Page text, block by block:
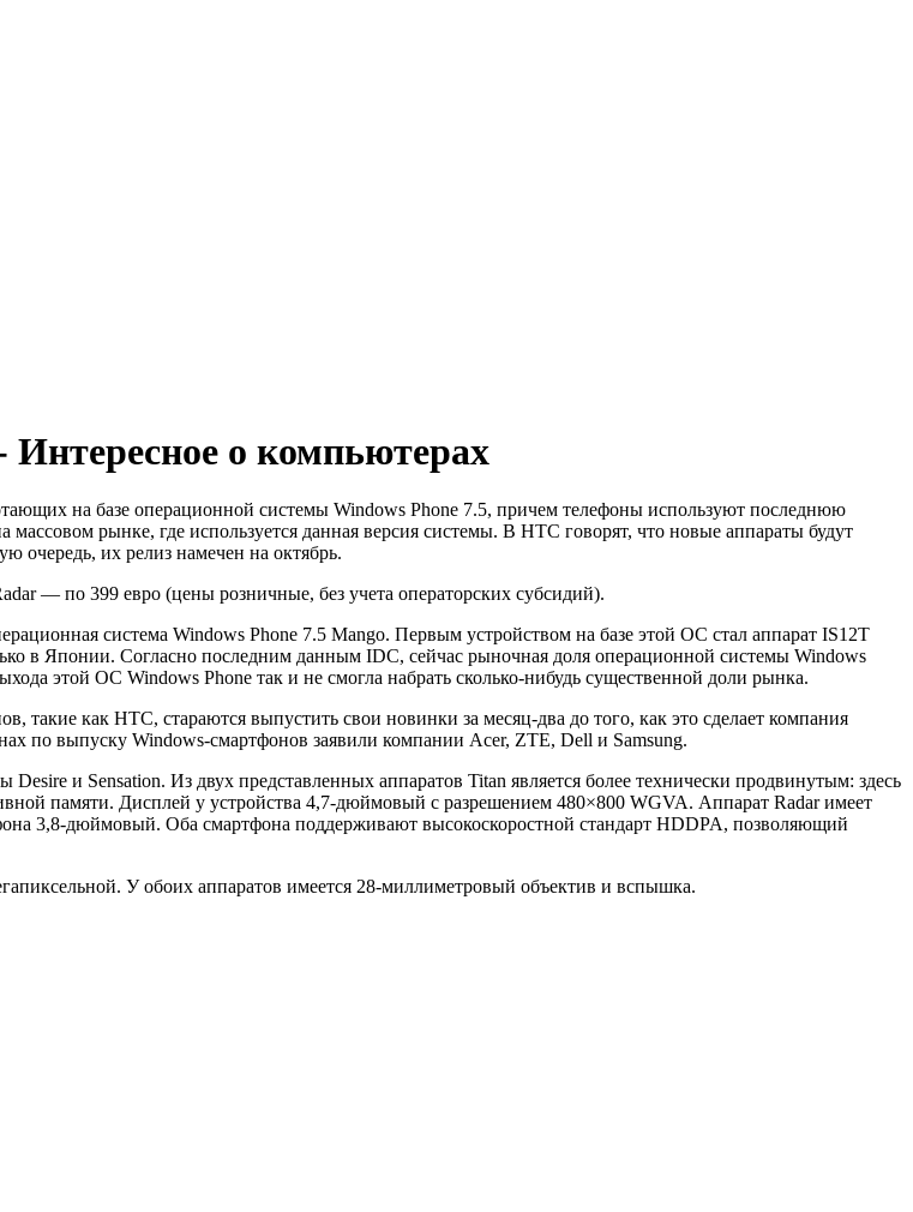
о компьютерах
на базе операционной системы Windows Phone 7.5, причем телефоны используют последнюю
рынке, где используется данная версия системы. В HTC говорят, что новые аппараты будут
очередь, их релиз намечен на октябрь.
— по 399 евро (цены розничные, без учета операторских субсидий).
система Windows Phone 7.5 Mango. Первым устройством на базе этой ОС стал аппарат IS12T
в Японии. Согласно последним данным IDC, сейчас рыночная доля операционной системы Windows
этой ОС Windows Phone так и не смогла набрать сколько-нибудь существенной доли рынка.
такие как HTC, стараются выпустить свои новинки за месяц-два до того, как это сделает компания
по выпуску Windows-смартфонов заявили компании Acer, ZTE, Dell и Samsung.
и Sensation. Из двух представленных аппаратов Titan является более технически продвинутым: здесь
памяти. Дисплей у устройства 4,7-дюймовый с разрешением 480×800 WGVA. Аппарат Radar имеет
3,8-дюймовый. Оба смартфона поддерживают высокоскоростной стандарт HDDPA, позволяющий
У обоих аппаратов имеется 28-миллиметровый объектив и вспышка.